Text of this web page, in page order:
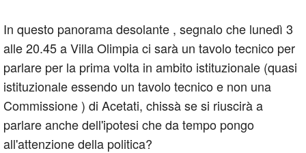
In questo panorama desolante , segnalo che lunedì 3
alle 20.45 a Villa Olimpia ci sarà un tavolo tecnico per
parlare per la prima volta in ambito istituzionale (quasi
istituzionale essendo un tavolo tecnico e non una
Commissione ) di Acetati, chissà se si riuscirà a
parlare anche dell'ipotesi che da tempo pongo
all'attenzione della politica?